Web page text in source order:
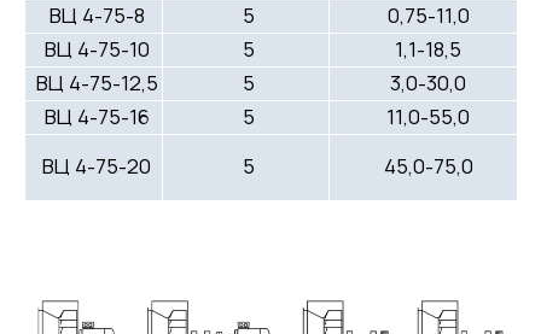
ВЦ 4-75-8
5
0,75-11,0
ВЦ 4-75-10
5
1,1-18,5
ВЦ 4-75-12,5
5
3,0-30,0
ВЦ 4-75-16
5
11,0-55,0
ВЦ 4-75-20
5 45,0-75,0